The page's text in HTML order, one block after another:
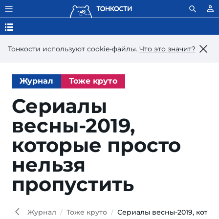
Тонкости используют сookie-файлы. Что это значит?
Журнал Тоже круто
Сериалы
весны-2019,
которые просто
нельзя
пропустить
Журнал Тоже круто Сериалы весны-2019,